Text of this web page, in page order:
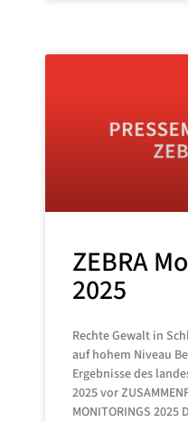
ZEBRA
2025
Rechte Gewalt in
auf hohem Niveau
Ergebnisse des
2025 vor
MONITORINGS